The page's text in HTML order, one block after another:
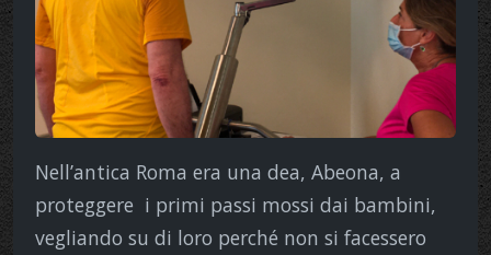
Nell’antica Roma era una dea, Abeona, a
proteggere i primi passi mossi dai bambini,
vegliando su di loro perché non si facessero